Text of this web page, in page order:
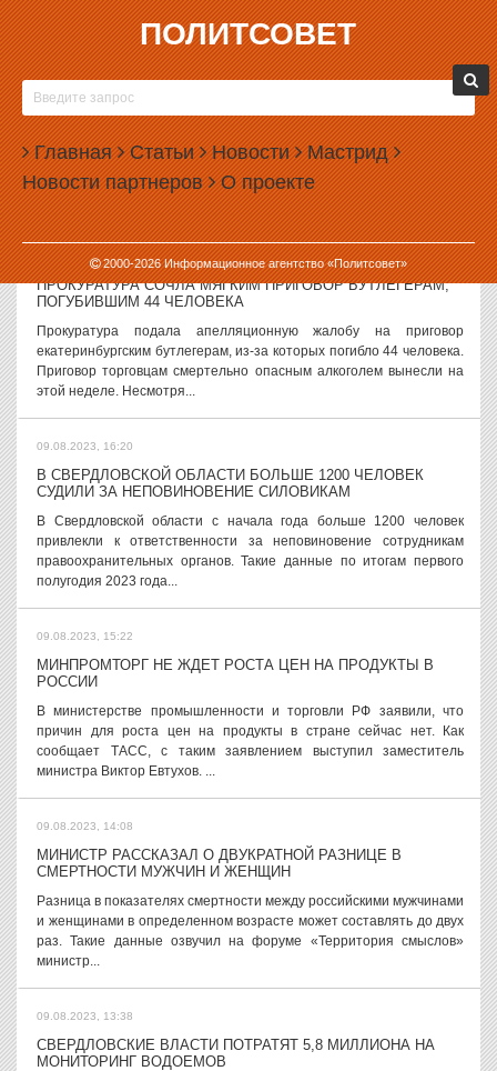
ПОЛИТСОВЕТ
Главная Статьи Новости Мастрид
Новости партнеров О проекте
2000-2026Информационное агентство «Политсовет»
09.08.2023, 17:49
РОССИЯНЕ СКЕПТИЧЕСКИ ОТНЕСЛИСЬ К ЦИФРОВОМУ
РУБЛЮ
Введение в России цифрового рубля не произвело сильного
впечатления на жителей страны. Большинство россиян не знает,
что это такое, и не хочет этим пользоваться. Опрос, посвященный
цифровому рублю,...
09.08.2023, 16:51
ПРОКУРАТУРА СОЧЛА МЯГКИМ ПРИГОВОР БУТЛЕГЕРАМ,
ПОГУБИВШИМ 44 ЧЕЛОВЕКА
Прокуратура подала апелляционную жалобу на приговор
екатеринбургским бутлегерам, из-за которых погибло 44 человека.
Приговор торговцам смертельно опасным алкоголем вынесли на
этой неделе. Несмотря...
09.08.2023, 16:20
В СВЕРДЛОВСКОЙ ОБЛАСТИ БОЛЬШЕ 1200 ЧЕЛОВЕК
СУДИЛИ ЗА НЕПОВИНОВЕНИЕ СИЛОВИКАМ
В Свердловской области с начала года больше 1200 человек
привлекли к ответственности за неповиновение сотрудникам
правоохранительных органов. Такие данные по итогам первого
полугодия 2023 года...
09.08.2023, 15:22
МИНПРОМТОРГ НЕ ЖДЕТ РОСТА ЦЕН НА ПРОДУКТЫ В
РОССИИ
В министерстве промышленности и торговли РФ заявили, что
причин для роста цен на продукты в стране сейчас нет. Как
сообщает ТАСС, с таким заявлением выступил заместитель
министра Виктор Евтухов. ...
09.08.2023, 14:08
МИНИСТР РАССКАЗАЛ О ДВУКРАТНОЙ РАЗНИЦЕ В
СМЕРТНОСТИ МУЖЧИН И ЖЕНЩИН
Разница в показателях смертности между российскими мужчинами
и женщинами в определенном возрасте может составлять до двух
раз. Такие данные озвучил на форуме «Территория смыслов»
министр...
09.08.2023, 13:38
СВЕРДЛОВСКИЕ ВЛАСТИ ПОТРАТЯТ 5,8 МИЛЛИОНА НА
МОНИТОРИНГ ВОДОЕМОВ